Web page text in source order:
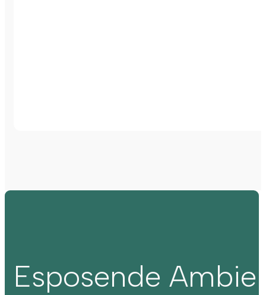
Esposende